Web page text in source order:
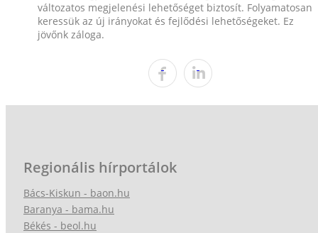
változatos megjelenési lehetőséget biztosít. Folyamatosan
keressük az új irányokat és fejlődési lehetőségeket. Ez
jövőnk záloga.
Regionális hírportálok
Bács-Kiskun - baon.hu
Baranya - bama.hu
Békés - beol.hu